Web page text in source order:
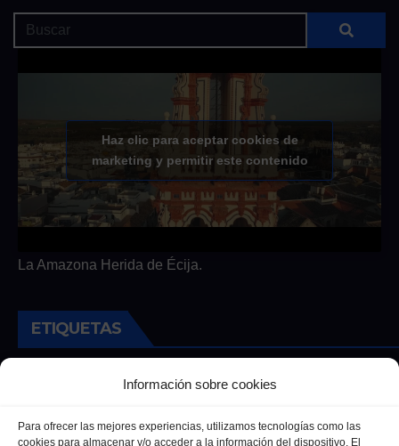
Información sobre cookies
Para ofrecer las mejores experiencias, utilizamos tecnologías como las
cookies para almacenar y/o acceder a la información del dispositivo. El
Haz clic para aceptar cookies de
marketing y permitir este contenido
La Amazona Herida de Écija.
ETIQUETAS
Andalucía Cultura Deportes